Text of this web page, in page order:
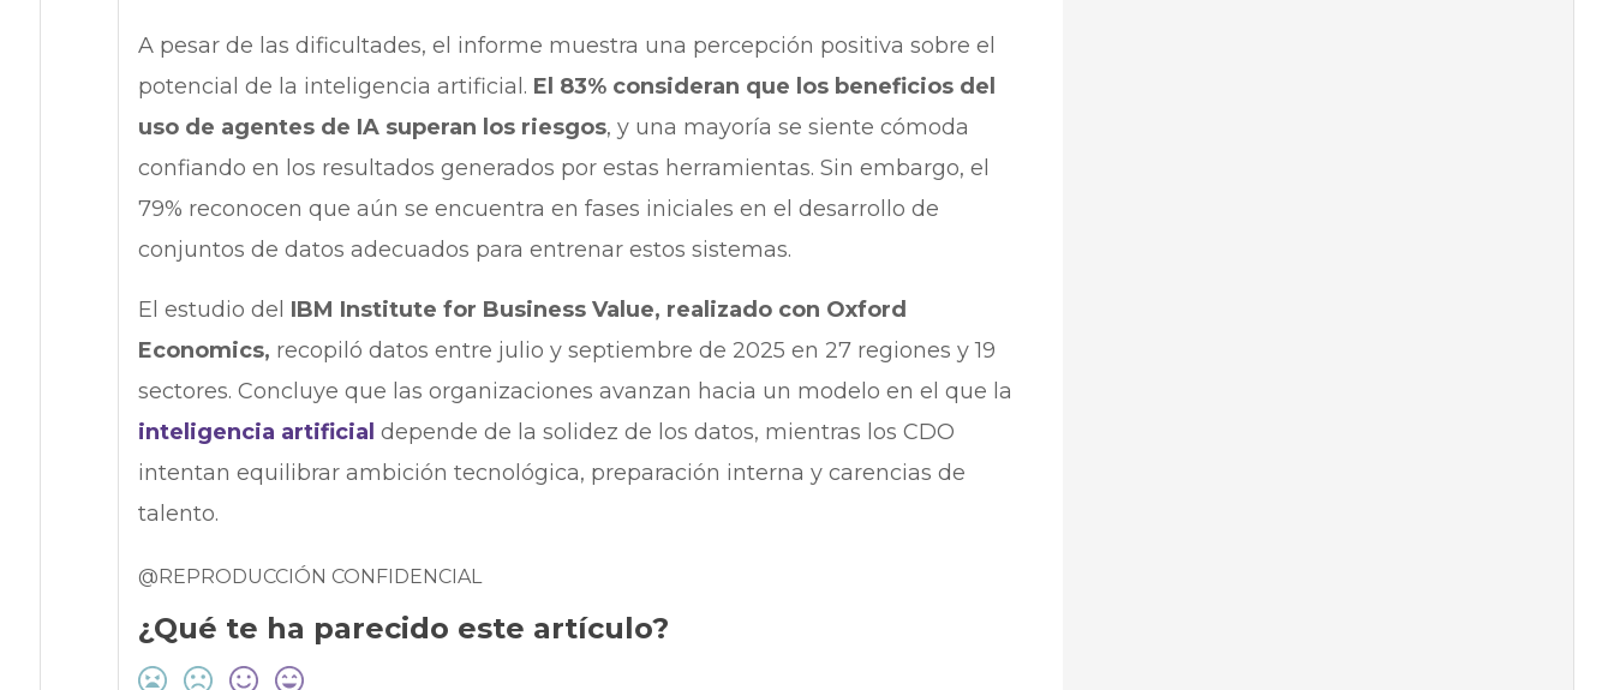
A pesar de las dificultades, el informe muestra una percepción positiva sobre el
potencial de la inteligencia artificial. El 83% consideran que los beneficios del
uso de agentes de IA superan los riesgos, y una mayoría se siente cómoda
confiando en los resultados generados por estas herramientas. Sin embargo, el
79% reconocen que aún se encuentra en fases iniciales en el desarrollo de
conjuntos de datos adecuados para entrenar estos sistemas.
El estudio del IBM Institute for Business Value, realizado con Oxford
Economics, recopiló datos entre julio y septiembre de 2025 en 27 regiones y 19
sectores. Concluye que las organizaciones avanzan hacia un modelo en el que la
inteligencia artificial depende de la solidez de los datos, mientras los CDO
intentan equilibrar ambición tecnológica, preparación interna y carencias de
talento.
@REPRODUCCIÓN CONFIDENCIAL
¿Qué te ha parecido este artículo?